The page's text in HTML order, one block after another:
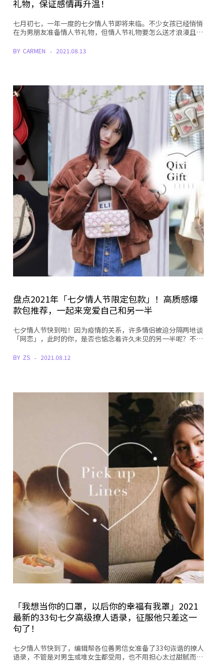
礼物，保证感情再升温！
七月初七，一年一度的七夕情人节即将来临。不少女孩已经悄悄
在为男朋友准备情人节礼物，但情人节礼物要怎么送才浪漫且…
BY CARMEN 2021.08.13
盘点2021年「七夕情人节限定包款」！高质感爆
款包推荐，一起来宠爱自己和另一半
七夕情人节快到啦！因为疫情的关系，许多情侣被迫分隔两地谈
「网恋」，此时的你，是否也惦念着许久未见的另一半呢？不…
BY ZS 2021.08.12
「我想当你的口罩，以后你的幸福有我罩」2021
最新的33句七夕高级撩人语录，征服他只差这一
句了！
七夕情人节快到了，编辑帮各位善男信女准备了33句诙谐的撩人
语录，不管是对男生或堆女生都受用，也不用担心太过甜腻而…